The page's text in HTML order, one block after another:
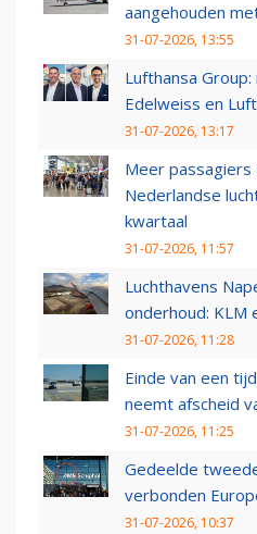
aangehouden
31-07-2026, 13:55
Lufthansa Group:
Edelweiss en
31-07-2026, 13:17
Meer passagiers
Nederlandse
kwartaal
31-07-2026, 11:57
Luchthavens
onderhoud: KLM
31-07-2026, 11:28
Einde van een
neemt afscheid
31-07-2026, 11:25
Gedeelde
verbonden
31-07-2026, 10:37